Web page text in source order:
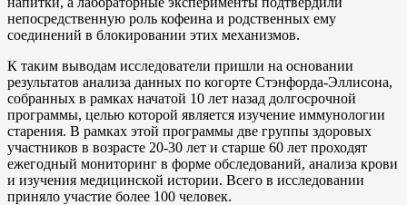
непосредственную роль кофеина и родственных ему
соединений в блокировании этих механизмов.
К таким выводам исследователи пришли на основании
результатов анализа данных по когорте Стэнфорда-Эллисона,
собранных в рамках начатой 10 лет назад долгосрочной
программы, целью которой является изучение иммунологии
старения. В рамках этой программы две группы здоровых
участников в возрасте 20-30 лет и старше 60 лет проходят
ежегодный мониторинг в форме обследований, анализа крови
и изучения медицинской истории. Всего в исследовании
приняло участие более 100 человек.